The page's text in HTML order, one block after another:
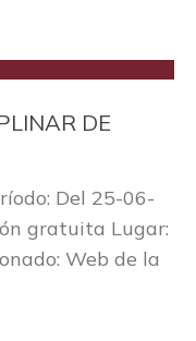
DE
Del 25-06-
gratuita Lugar:
Web de la